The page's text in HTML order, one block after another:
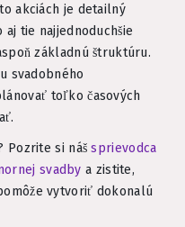
akciách je detailný
tie najjednoduchšie
základnú štruktúru.
svadobného
toľko časových
Pozrite si nášsprievodca
svadby a zistite,
vytvoriť dokonalú